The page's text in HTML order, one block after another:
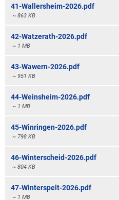
41-Wallersheim-2026.pdf
~ 863 KB
42-Watzerath-2026.pdf
~ 1 MB
43-Wawern-2026.pdf
~ 951 KB
44-Weinsheim-2026.pdf
~ 1 MB
45-Winringen-2026.pdf
~ 798 KB
46-Winterscheid-2026.pdf
~ 804 KB
47-Winterspelt-2026.pdf
~ 1 MB